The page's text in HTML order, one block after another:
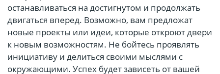
останавливаться на достигнутом и продолжать
двигаться вперед. Возможно, вам предложат
новые проекты или идеи, которые откроют двери
к новым возможностям. Не бойтесь проявлять
инициативу и делиться своими мыслями с
окружающими. Успех будет зависеть от вашей